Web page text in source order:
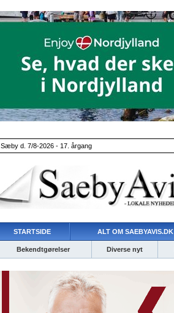
Sæby d. 7/8-2026 - 17. årgang
STARTSIDE ALT OM SAEBYAVIS.DK
Bekendtgørelser Diverse nyt